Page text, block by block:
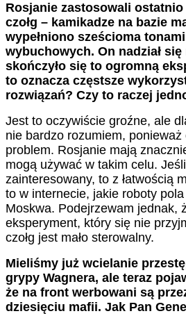
Rosjanie zastosowali
czołg – kamikadze na bazie
wypełniono sześcioma
wybuchowych. On nadział
skończyło się to ogromną
to oznacza częstsze
rozwiązań? Czy to raczej
Jest to oczywiście groźne, ale
nie bardzo rozumiem,
problem. Rosjanie mają
mogą używać w takim celu.
zainteresowany, to z łatwością
to w internecie, jakie roboty
Moskwa. Podejrzewam jednak,
eksperyment, który się nie
czołg jest mało sterowalny.
Mieliśmy już wcielanie
grypy Wagnera, ale teraz
że na front werbowani są
dziesięciu mafii. Jak Pan